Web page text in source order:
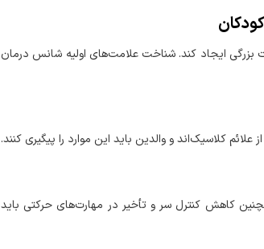
بزرگی ایجاد کند. شناخت علامت‌های اولیه شانس درمان
کلاسیک‌اند و والدین باید این موارد را پیگیری کنند.
کاهش کنترل سر و تأخیر در مهارت‌های حرکتی باید